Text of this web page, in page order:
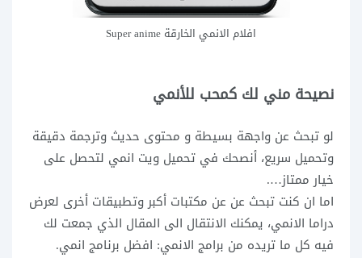
افلام الانمي الخارقة Super anime
نصيحة مني لك كمحب للأنمي
لو تبحث عن واجهة بسيطة و محتوى حديث وترجمة دقيقة
وتحميل سريع، أنصحك في تحميل ويت انمي لتحصل على
خيار ممتاز….
اما ان كنت تبحث عن عن مكتبات أكبر وتطبيقات أخرى لعرض
دراما الانمي، يمكنك الانتقال الى المقال الذي جمعت لك
فيه كل ما تريده من برامج الانمي: افضل برنامج انمي.